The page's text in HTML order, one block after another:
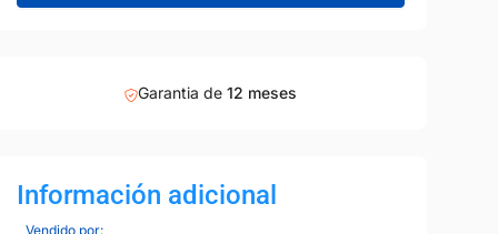
Garantia de 12 meses
Información adicional
Vendido por: